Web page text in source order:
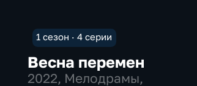
1 сезон · 4 серии
Весна перемен
2022, Мелодрамы,